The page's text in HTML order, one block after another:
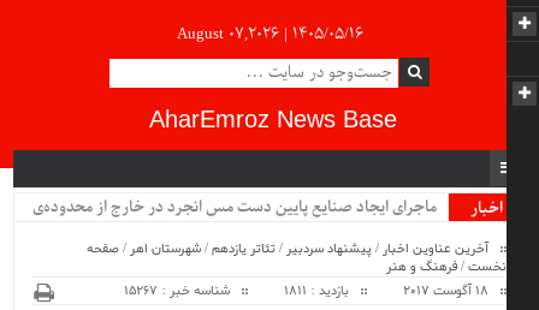
August 07,2026 |۱۴۰۵/۰۵/۱۶
AharEmroz News Base
ماجرای ایجاد صنایع پایین دست مس انجرد در خارج از محدوده‌ی
آخرین عناوین اخبار/پیشنهاد سردبیر/تئاتر یازدهم/شهرستان اهر/ صفحه
نخست/فرهنگ و هنر
بازدید : 1811 شناسه خبر : 15267